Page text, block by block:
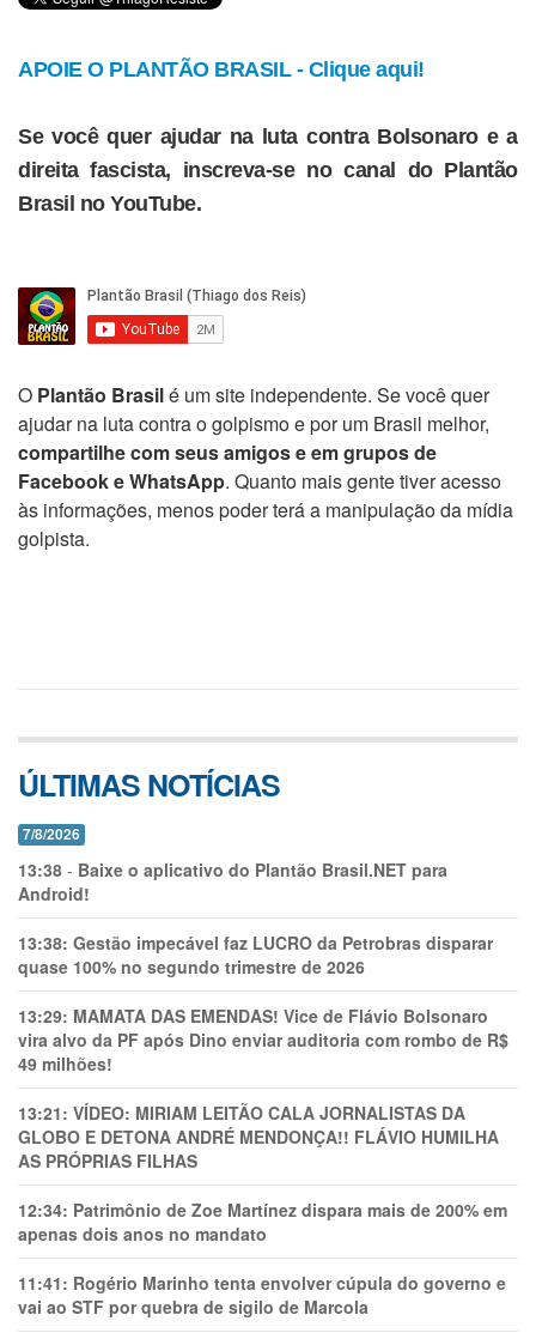
APOIE O PLANTÃO BRASIL - Clique aqui!
Se você quer ajudar na luta contra Bolsonaro e a
direita fascista, inscreva-se no canal do Plantão
Brasil no YouTube.
O Plantão Brasilé um site independente. Se você quer
ajudar na luta contra o golpismo e por um Brasil melhor,
compartilhe com seus amigos e em grupos de
Facebook e WhatsApp. Quanto mais gente tiver acesso
às informações, menos poder terá a manipulação da mídia
golpista.
ÚLTIMAS NOTÍCIAS
7/8/2026
13:38 - Baixe o aplicativo do Plantão Brasil.NET para
Android!
13:38: Gestão impecável faz LUCRO da Petrobras disparar
quase 100% no segundo trimestre de 2026
13:29: MAMATA DAS EMENDAS! Vice de Flávio Bolsonaro
vira alvo da PF após Dino enviar auditoria com rombo de R$
49 milhões!
13:21: VÍDEO: MIRIAM LEITÃO CALA JORNALISTAS DA
GLOBO E DETONA ANDRÉ MENDONÇA!! FLÁVIO HUMILHA
AS PRÓPRIAS FILHAS
12:34: Patrimônio de Zoe Martínez dispara mais de 200% em
apenas dois anos no mandato
11:41: Rogério Marinho tenta envolver cúpula do governo e
vai ao STF por quebra de sigilo de Marcola